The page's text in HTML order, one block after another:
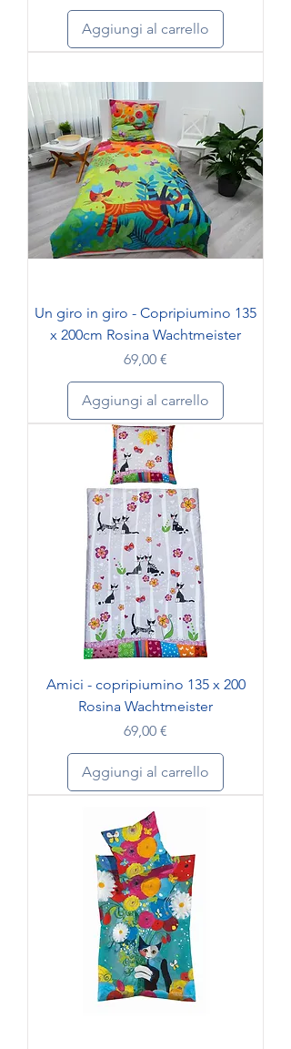
Aggiungi al carrello
Un giro in giro - Copripiumino 135
x 200cm Rosina Wachtmeister
Prezzo
69,00 €
Aggiungi al carrello
Amici - copripiumino 135 x 200
Rosina Wachtmeister
Prezzo
69,00 €
Aggiungi al carrello